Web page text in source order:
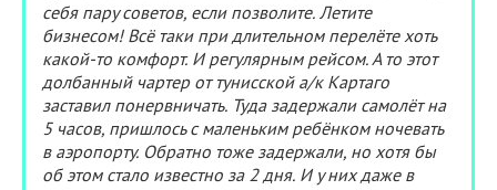
себя пару советов, если позволите. Летите
бизнесом! Всё таки при длительном перелёте хоть
какой-то комфорт. И регулярным рейсом. А то этот
долбанный чартер от тунисской а/к Картаго
заставил понервничать. Туда задержали самолёт на
5 часов, пришлось с маленьким ребёнком ночевать
в аэропорту. Обратно тоже задержали, но хотя бы
об этом стало известно за 2 дня. И у них даже в